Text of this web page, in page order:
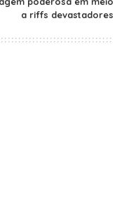
a riffs devastadores